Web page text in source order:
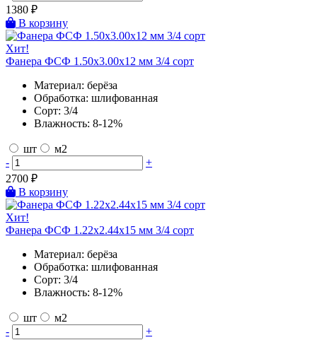
1380 ₽
В корзину
Хит!
Фанера ФСФ 1.50х3.00х12 мм 3/4 сорт
Материал: берёза
Обработка: шлифованная
Сорт: 3/4
Влажность: 8-12%
шт
м2
-
+
2700 ₽
В корзину
Хит!
Фанера ФСФ 1.22х2.44х15 мм 3/4 сорт
Материал: берёза
Обработка: шлифованная
Сорт: 3/4
Влажность: 8-12%
шт
м2
-
+